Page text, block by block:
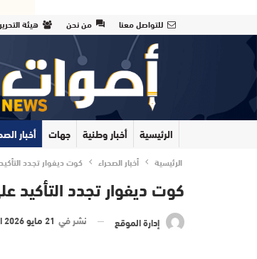
للتواصل معنا من نحن هيئة التحرير
الرئيسية أخبار وطنية جهات أخبار
الرئيسية أخبار الصحراء كوت ديفوار تجدد
كوت ديفوار تجدد التأكيد
إدارة الموقع نشر في 21 مايو 2026 الساعة 15 و 08 دقيقة